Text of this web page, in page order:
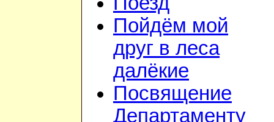
Пойдём мой
друг в леса
далёкие
Посвящение
Департаменту